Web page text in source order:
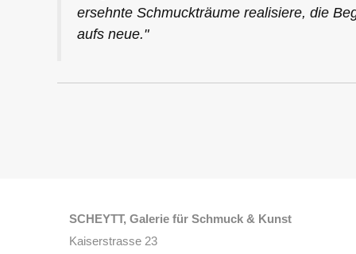
ersehnte Schmuckträume realisiere, die
aufs neue."
SCHEYTT, Galerie für Schmuck & Kunst
Kaiserstrasse 23